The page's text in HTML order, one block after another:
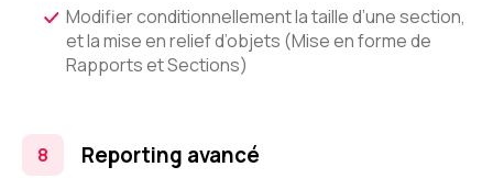
Modifier conditionnellement la taille d’une section,
et la mise en relief d’objets (Mise en forme de
Rapports et Sections)
Reporting avancé